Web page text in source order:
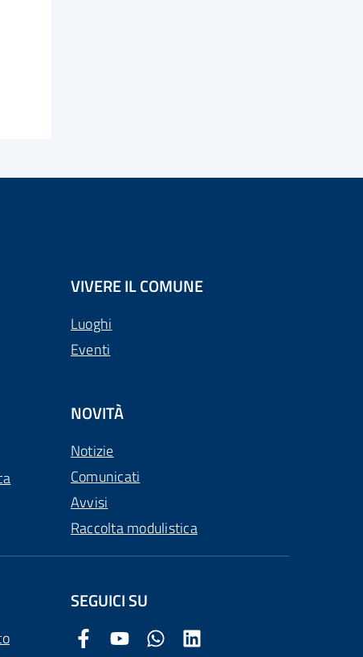
VIVERE IL COMUNE
Luoghi
Eventi
NOVITÀ
Notizie
Comunicati
Avvisi
Raccolta modulistica
SEGUICI SU
Facebook Comune di Arezzo
Youtube Comune di Arezzo
Twitter Comune di Arezzo